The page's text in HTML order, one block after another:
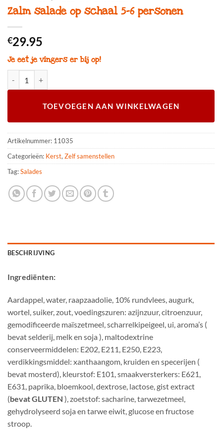
Zalm salade op schaal 5-6 personen
€29.95
Je eet je vingers er bij op!
TOEVOEGEN AAN WINKELWAGEN
Artikelnummer: 11035
Categorieën: Kerst,Zelf samenstellen
Tag:Salades
BESCHRIJVING
Ingrediënten:
Aardappel, water, raapzaadolie, 10% rundvlees, augurk,
wortel, suiker, zout, voedingszuren: azijnzuur, citroenzuur,
gemodificeerde maïszetmeel, scharrelkipeigeel, ui, aroma’s (
bevat selderij, melk en soja ), maltodextrine
conserveermiddelen: E202, E211, E250, E223,
verdikkingsmiddel: xanthaangom, kruiden en specerijen (
bevat mosterd), kleurstof: E101, smaakversterkers: E621,
E631, paprika, bloemkool, dextrose, lactose, gist extract
(bevat GLUTEN ), zoetstof: sacharine, tarwezetmeel,
gehydrolyseerd soja en tarwe eiwit, glucose en fructose
stroop.